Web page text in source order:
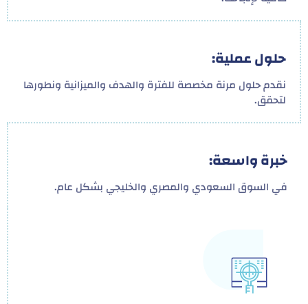
حلول عملية:
نقدم حلول مرنة مخصصة للفترة والهدف والميزانية ونطورها
لتحقق.
خبرة واسعة:
في السوق السعودي والمصري والخليجي بشكل عام.